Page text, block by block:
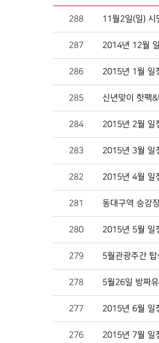
288 11월2일(일) 시
287 2014년 12월
286 2015년 1월 일
285 신년맞이 핫팩
284 2015년 2월 일
283 2015년 3월 일
282 2015년 4월 일
281 동대구역 승강
280 2015년 5월 일
279 5월관광주간 탑
278 5월26일 방짜
277 2015년 6월 일
276 2015년 7월 일